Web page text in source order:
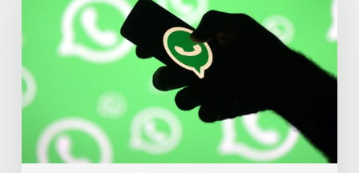
un
paquete
costó
la